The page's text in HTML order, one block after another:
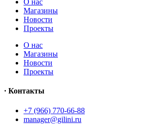
О нас
Магазины
Новости
Проекты
О нас
Магазины
Новости
Проекты
· Контакты
+7 (966) 770-66-88
manager@gilini.ru